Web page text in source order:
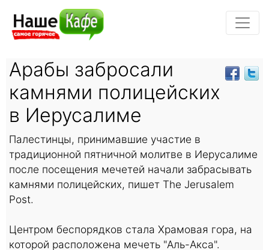
Арабы забросали
камнями полицейских
в Иерусалиме
Палестинцы, принимавшие участие в
традиционной пятничной молитве в Иерусалиме
после посещения мечетей начали забрасывать
камнями полицейских, пишет The Jerusalem
Post.
Центром беспорядков стала Храмовая гора, на
которой расположена мечеть "Аль-Акса".